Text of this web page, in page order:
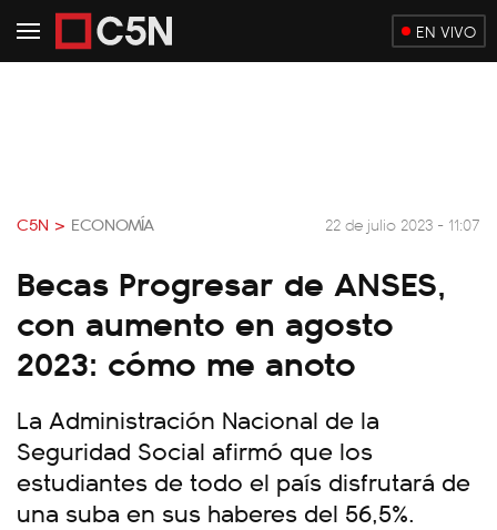
EN VIVO
C5N > ECONOMÍA 22 de julio 2023 - 11:07
Becas Progresar de ANSES,
con aumento en agosto
2023: cómo me anoto
La Administración Nacional de la
Seguridad Social afirmó que los
estudiantes de todo el país disfrutará de
una suba en sus haberes del 56,5%.